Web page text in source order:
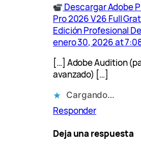
Descargar Adobe
Pro 2026 V26 Full
Edición Profesional
enero 30, 2026 at
[…] Adobe Audition
avanzado) […]
Cargando…
Responder
Deja una respuesta